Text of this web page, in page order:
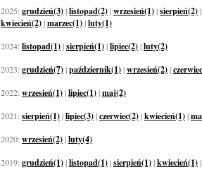
2025:grudzień(3)|listopad(2)|wrzesień(1)|sierpień(2)|
kwiecień(2)|marzec(1)|luty(1)
2024:listopad(1)|sierpień(1)|lipiec(2)|luty(2)
2023:grudzień(7)|październik(1)|wrzesień(2)|
2022:wrzesień(1)|lipiec(1)|maj(2)
2021:sierpień(1)|lipiec(3)|czerwiec(2)|kwiecień(1)|
2020:wrzesień(2)|luty(4)
2019:grudzień(1)|listopad(1)|sierpień(1)|kwiecień(1)|